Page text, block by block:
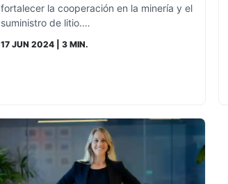
fortalecer la cooperación en la minería y el
suministro de litio.…
17 JUN 2024| 3 MIN.